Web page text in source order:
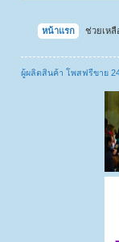
หน้าแรก ช่วยเหลื
ผู้ผลิตสินค้า โพสฟรีขาย